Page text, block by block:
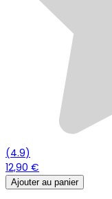
(4.9)
12,90 €
Ajouter au panier